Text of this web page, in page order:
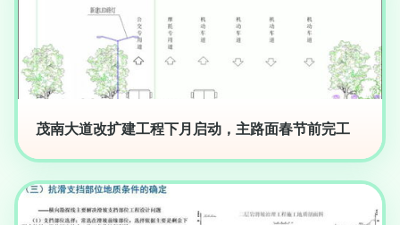
茂南大道改扩建工程下月启动，主路面春节前完工